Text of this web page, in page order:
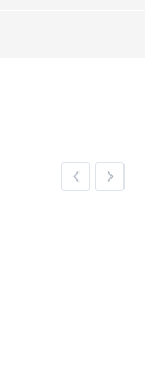
Previous
Next